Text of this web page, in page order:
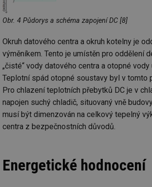
Obr. 4 Půdorys a schéma zapojení DC [8]
Okruh datového centra a okruh kotelny je
výměníkem. Tento je umístěn pro oddělení
„čisté“ vody datového centra a otopné vody
Teplotní spád otopné soustavy byl v tomto
Pro chlazení teplotních přebytků DC je v
napojen suchý chladič, situovaný vně
musí být dimenzován na celkový tepelný
centra z bezpečnostních důvodů.
Energetické hodnocení